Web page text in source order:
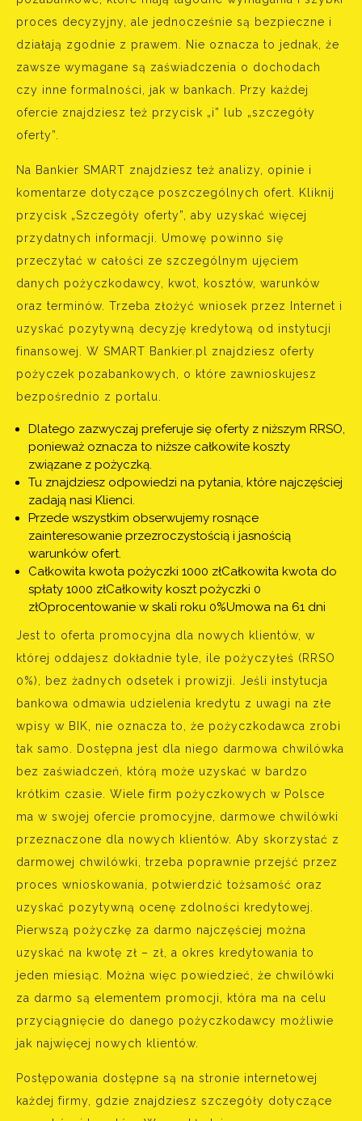
proces decyzyjny, ale jednocześnie są bezpieczne i
działają zgodnie z prawem. Nie oznacza to jednak, że
zawsze wymagane są zaświadczenia o dochodach
czy inne formalności, jak w bankach. Przy każdej
ofercie znajdziesz też przycisk „i” lub „szczegóły
oferty”.
Na Bankier SMART znajdziesz też analizy, opinie i
komentarze dotyczące poszczególnych ofert. Kliknij
przycisk „Szczegóły oferty”, aby uzyskać więcej
przydatnych informacji. Umowę powinno się
przeczytać w całości ze szczególnym ujęciem
danych pożyczkodawcy, kwot, kosztów, warunków
oraz terminów. Trzeba złożyć wniosek przez Internet i
uzyskać pozytywną decyzję kredytową od instytucji
finansowej. W SMART Bankier.pl znajdziesz oferty
pożyczek pozabankowych, o które zawnioskujesz
bezpośrednio z portalu.
Dlatego zazwyczaj preferuje się oferty z niższym RRSO,
ponieważ oznacza to niższe całkowite koszty
związane z pożyczką.
Tu znajdziesz odpowiedzi na pytania, które najczęściej
zadają nasi Klienci.
Przede wszystkim obserwujemy rosnące
zainteresowanie przezroczystością i jasnością
warunków ofert.
Całkowita kwota pożyczki 1000 zł‍Całkowita kwota do
spłaty 1000 zł‍Całkowity koszt pożyczki 0
zł‍Oprocentowanie w skali roku 0%‍Umowa na 61 dni
Jest to oferta promocyjna dla nowych klientów, w
której oddajesz dokładnie tyle, ile pożyczyłeś (RRSO
0%), bez żadnych odsetek i prowizji. Jeśli instytucja
bankowa odmawia udzielenia kredytu z uwagi na złe
wpisy w BIK, nie oznacza to, że pożyczkodawca zrobi
tak samo. Dostępna jest dla niego darmowa chwilówka
bez zaświadczeń, którą może uzyskać w bardzo
krótkim czasie. Wiele firm pożyczkowych w Polsce
ma w swojej ofercie promocyjne, darmowe chwilówki
przeznaczone dla nowych klientów. Aby skorzystać z
darmowej chwilówki, trzeba poprawnie przejść przez
proces wnioskowania, potwierdzić tożsamość oraz
uzyskać pozytywną ocenę zdolności kredytowej.
Pierwszą pożyczkę za darmo najczęściej można
uzyskać na kwotę zł – zł, a okres kredytowania to
jeden miesiąc. Można więc powiedzieć, że chwilówki
za darmo są elementem promocji, która ma na celu
przyciągnięcie do danego pożyczkodawcy możliwie
jak najwięcej nowych klientów.
Postępowania dostępne są na stronie internetowej
każdej firmy, gdzie znajdziesz szczegóły dotyczące